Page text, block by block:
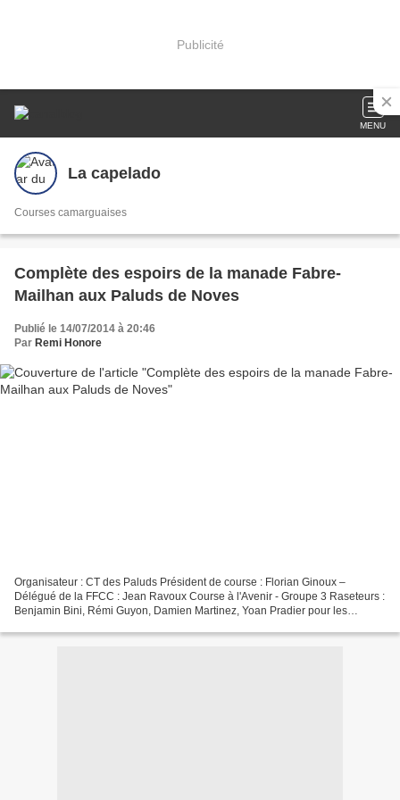
Publicité
MENU
La capelado
Courses camarguaises
Complète des espoirs de la manade Fabre-
Mailhan aux Paluds de Noves
Publié le 14/07/2014 à 20:46
Par Remi Honore
Organisateur : CT des Paluds Président de course : Florian Ginoux –
Délégué de la FFCC : Jean Ravoux Course à l'Avenir - Groupe 3 Raseteurs :
Benjamin Bini, Rémi Guyon, Damien Martinez, Yoan Pradier pour les